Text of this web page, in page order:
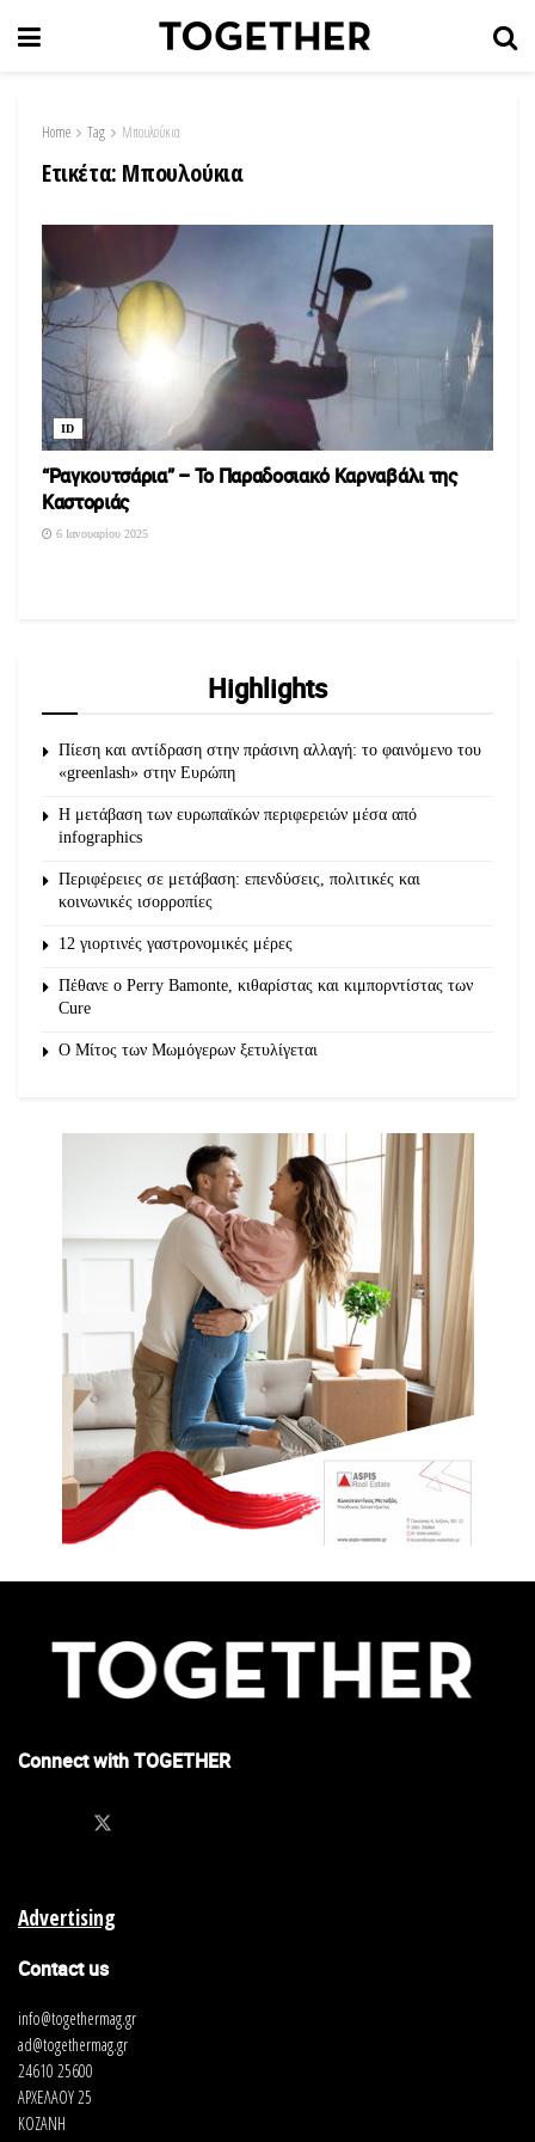
Home Tag Μπουλούκια
Ετικέτα: Μπουλούκια
ID
“Ραγκουτσάρια” – Το Παραδοσιακό Καρναβάλι της
Καστοριάς
6 Ιανουαρίου 2025
Highlights
Πίεση και αντίδραση στην πράσινη αλλαγή: το φαινόμενο του
«greenlash» στην Ευρώπη
Η μετάβαση των ευρωπαϊκών περιφερειών μέσα από
infographics
Περιφέρειες σε μετάβαση: επενδύσεις, πολιτικές και
κοινωνικές ισορροπίες
12 γιορτινές γαστρονομικές μέρες
Πέθανε ο Perry Bamonte, κιθαρίστας και κιμπορντίστας των
Cure
O Μίτος των Μωμόγερων ξετυλίγεται
Connect with TOGETHER
Advertising
Contact us
info@togethermag.gr
ad@togethermag.gr
24610 25600
ΑΡΧΕΛΑΟΥ 25
ΚΟΖΑΝΗ